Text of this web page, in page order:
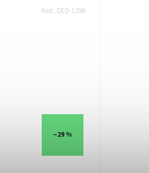
–29 %
Kód: DED-1298